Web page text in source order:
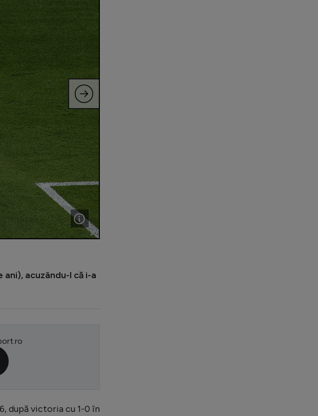
acuzându-l că i-a
după victoria cu 1-0 în